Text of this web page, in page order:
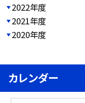
2022年度
2021年度
2020年度
カレンダー